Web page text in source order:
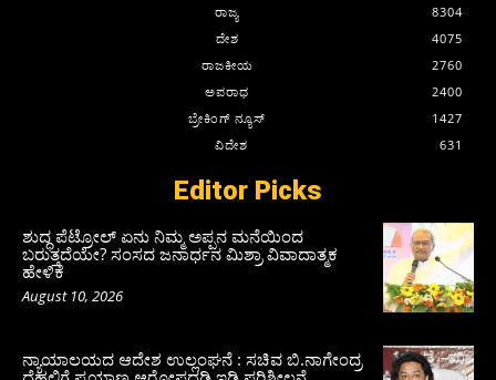
ರಾಜ್ಯ
8304
ದೇಶ
4075
ರಾಜಕೀಯ
2760
ಅಪರಾಧ
2400
ಬ್ರೇಕಿಂಗ್ ನ್ಯೂಸ್
1427
ವಿದೇಶ
631
Editor Picks
ಶುದ್ಧ ಪೆಟ್ರೋಲ್ ಏನು ನಿಮ್ಮ ಅಪ್ಪನ ಮನೆಯಿಂದ
ಬರುತ್ತದೆಯೇ? ಸಂಸದ ಜನಾರ್ಧನ ಮಿಶ್ರಾ ವಿವಾದಾತ್ಮಕ
ಹೇಳಿಕೆ
August 10, 2026
ನ್ಯಾಯಾಲಯದ ಆದೇಶ ಉಲ್ಲಂಘನೆ : ಸಚಿವ ಬಿ.ನಾಗೇಂದ್ರ